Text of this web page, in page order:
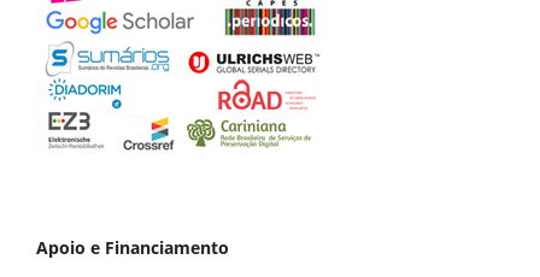
Apoio e Financiamento